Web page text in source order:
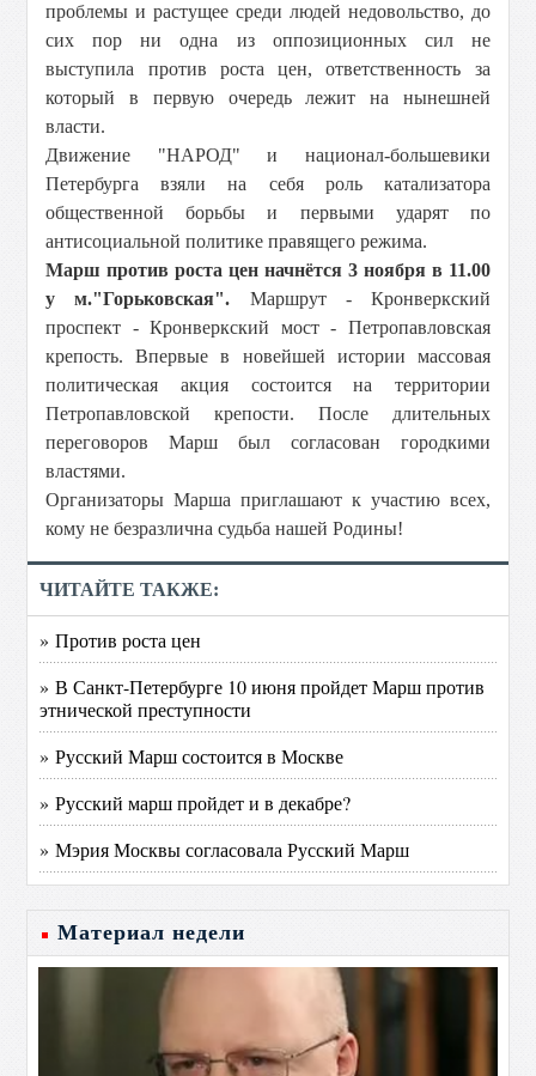
проблемы и растущее среди людей недовольство, до
сих пор ни одна из оппозиционных сил не
выступила против роста цен, ответственность за
который в первую очередь лежит на нынешней
власти.
Движение "НАРОД" и национал-большевики
Петербурга взяли на себя роль катализатора
общественной борьбы и первыми ударят по
антисоциальной политике правящего режима.
Марш против роста цен начнётся 3 ноября в 11.00
у м."Горьковская". Маршрут - Кронверкский
проспект - Кронверкский мост - Петропавловская
крепость. Впервые в новейшей истории массовая
политическая акция состоится на территории
Петропавловской крепости. После длительных
переговоров Марш был согласован городкими
властями.
Организаторы Марша приглашают к участию всех,
кому не безразлична судьба нашей Родины!
ЧИТАЙТЕ ТАКЖЕ:
» Против роста цен
» В Санкт-Петербурге 10 июня пройдет Марш против
этнической преступности
» Русский Марш состоится в Москве
» Русский марш пройдет и в декабре?
» Мэрия Москвы согласовала Русский Марш
Материал недели